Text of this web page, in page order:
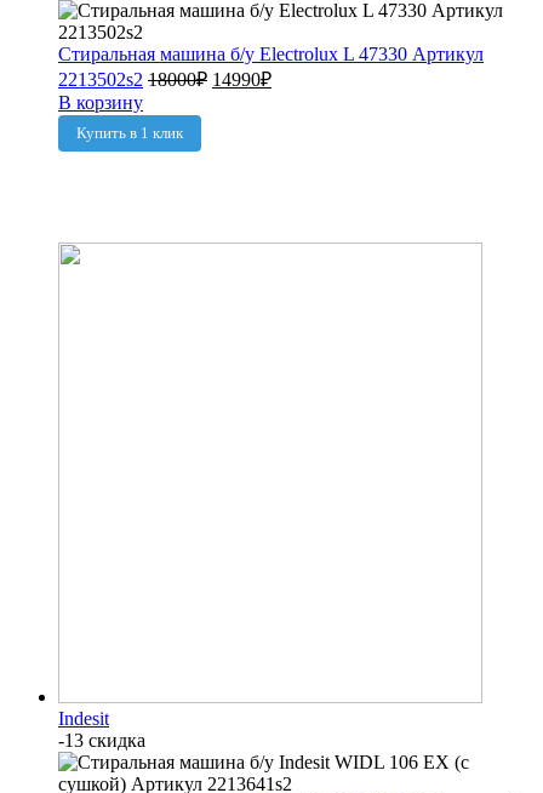
Стиральная машина б/у Electrolux L 47330 Артикул
2213502s2 18000₽ 14990₽
В корзину
Купить в 1 клик
Indesit
-13 скидка